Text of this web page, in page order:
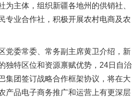
为主体，组织新疆各地州的供销社、
专业合作社，积极开展农村电商及农
党委常委、常务副主席黄卫介绍，新
独特区位和资源禀赋优势，24日自治
集团签订战略合作框架协议，将在大
产品电子商务推广和运营上有更深层